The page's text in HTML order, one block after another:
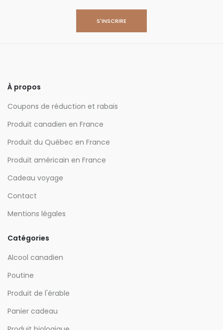
À propos
Coupons de réduction et rabais
Produit canadien en France
Produit du Québec en France
Produit américain en France
Cadeau voyage
Contact
Mentions légales
Catégories
Alcool canadien
Poutine
Produit de l'érable
Panier cadeau